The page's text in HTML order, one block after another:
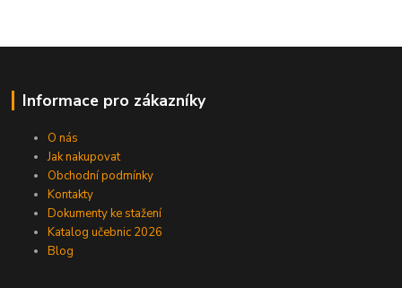
Informace pro zákazníky
O nás
Jak nakupovat
Obchodní podmínky
Kontakty
Dokumenty ke stažení
Katalog učebnic 2026
Blog